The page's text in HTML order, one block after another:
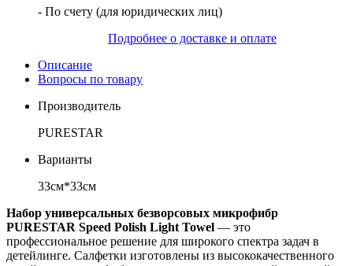
- По счету (для юридических лиц)
Подробнее о доставке и оплате
Описание
Вопросы по товару
Производитель
PURESTAR
Варианты
33см*33см
Набор универсальных безворсовых микрофибр
PURESTAR Speed Polish Light Towel — это
профессиональное решение для широкого спектра задач в
детейлинге. Салфетки изготовлены из высококачественного